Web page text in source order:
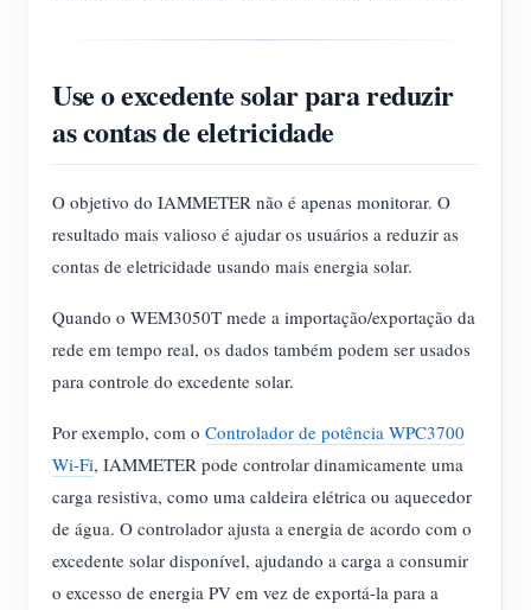
Use o excedente solar para reduzir
as contas de eletricidade
O objetivo do IAMMETER não é apenas monitorar. O
resultado mais valioso é ajudar os usuários a reduzir as
contas de eletricidade usando mais energia solar.
Quando o WEM3050T mede a importação/exportação da
rede em tempo real, os dados também podem ser usados
para controle do excedente solar.
Por exemplo, com o Controlador de potência WPC3700
Wi-Fi, IAMMETER pode controlar dinamicamente uma
carga resistiva, como uma caldeira elétrica ou aquecedor
de água. O controlador ajusta a energia de acordo com o
excedente solar disponível, ajudando a carga a consumir
o excesso de energia PV em vez de exportá-la para a